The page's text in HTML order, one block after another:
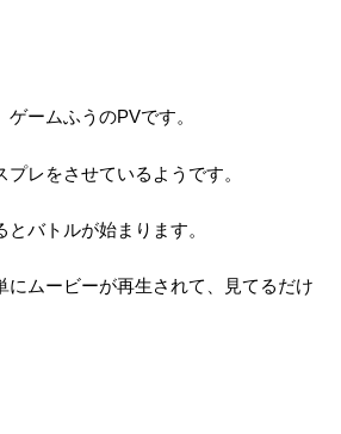
ームふうのPVです。
レをさせているようです。
バトルが始まります。
にムービーが再生されて、見てるだけ